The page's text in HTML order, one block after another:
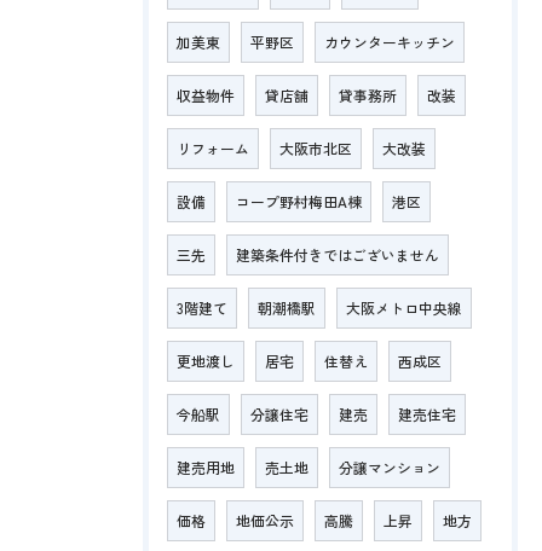
加美東 平野区 カウンターキッチン
収益物件 貸店舗 貸事務所 改装
リフォーム 大阪市北区 大改装
設備 コープ野村梅田A棟 港区
三先 建築条件付きではございません
3階建て 朝潮橋駅 大阪メトロ中央線
更地渡し 居宅 住替え 西成区
今船駅 分譲住宅 建売 建売住宅
建売用地 売土地 分譲マンション
価格 地価公示 高騰 上昇 地方